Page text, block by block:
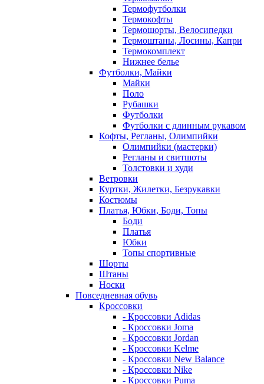
Термофутболки
Термокофты
Термошорты, Велосипедки
Термоштаны, Лосины, Капри
Термокомплект
Нижнее белье
Футболки, Майки
Майки
Поло
Рубашки
Футболки
Футболки с длинным рукавом
Кофты, Регланы, Олимпийки
Олимпийки (мастерки)
Регланы и свитшоты
Толстовки и худи
Ветровки
Куртки, Жилетки, Безрукавки
Костюмы
Платья, Юбки, Боди, Топы
Боди
Платья
Юбки
Топы спортивные
Шорты
Штаны
Носки
Повседневная обувь
Кроссовки
- Кроссовки Adidas
- Кроссовки Joma
- Кроссовки Jordan
- Кроссовки Kelme
- Кроссовки New Balance
- Кроссовки Nike
- Кроссовки Puma